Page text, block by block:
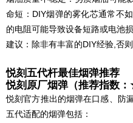
命短：DIY烟弹的雾化芯通常不
的电阻可能导致设备短路或电池损
建议：除非有丰富的DIY经验,否
悦刻五代杆最佳烟弹推荐
悦刻原厂烟弹（推荐指
悦刻官方推出的烟弹在口感、防
五代适配的烟弹包括：